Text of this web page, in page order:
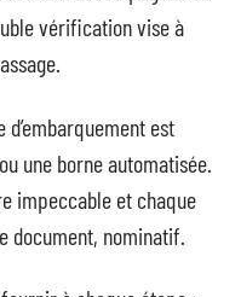
vérification vise à
est
une borne automatisée.
impeccable et chaque
document, nominatif.